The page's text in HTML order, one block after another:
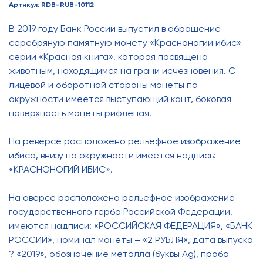
Артикул: RDB-RUB-10112
В 2019 году Банк России выпустил в обращение
серебряную памятную монету «Красноногий ибис»
серии «Красная книга», которая посвящена
животным, находящимся на грани исчезновения. С
лицевой и оборотной стороны монеты по
окружности имеется выступающий кант, боковая
поверхность монеты рифленая.
На реверсе расположено рельефное изображение
ибиса, внизу по окружности имеется надпись:
«КРАСНОНОГИЙ ИБИС».
На аверсе расположено рельефное изображение
государственного герба Российской Федерации,
имеются надписи: «РОССИЙСКАЯ ФЕДЕРАЦИЯ», «БАНК
РОССИИ», номинал монеты – «2 РУБЛЯ», дата выпуска
? «2019», обозначение металла (буквы Ag), проба